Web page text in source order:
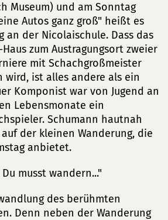
Museum) und am Sonntag
Autos ganz groß" heißt es
an der Nicolaischule. Dass das
zum Austragungsort zweier
mit Schachgroßmeister
wird, ist alles andere als ein
Komponist war von Jugend an
Lebensmonate ein
Schumann hautnah
der kleinen Wanderung, die
anbietet.
musst wandern..."
des berühmten
Denn neben der Wanderung